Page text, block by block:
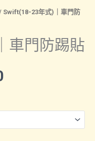
Swift(18-23年式)｜車門防
車門防踢貼
範